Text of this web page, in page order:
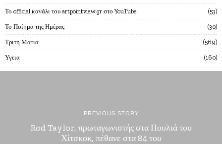
Το official κανάλι του artpointview.gr στο YouTube 53
Το Ποίημα της Ημέρας 30
Τριτη Ματια 569
Υγεια 160
PREVIOUS STORY
Rod Taylor, πρωταγωνιστής στα Πουλιά του
Χίτσκοκ, πέθανε στα 84 του